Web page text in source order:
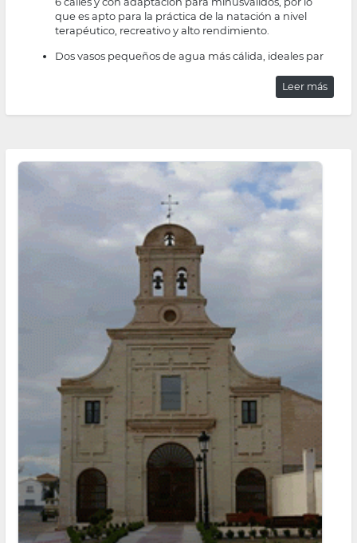
que es apto para la práctica de la natación a nivel
terapéutico, recreativo y alto rendimiento.
Dos vasos pequeños de agua más cálida, ideales par
Leer más